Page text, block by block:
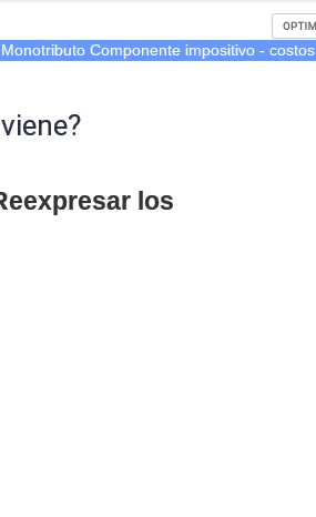
Monotributo Componente impositivo - costos
los